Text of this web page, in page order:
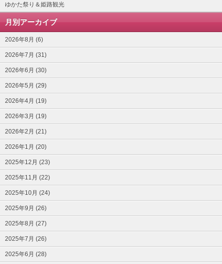
ゆかた祭り＆姫路観光
月別アーカイブ
2026年8月 (6)
2026年7月 (31)
2026年6月 (30)
2026年5月 (29)
2026年4月 (19)
2026年3月 (19)
2026年2月 (21)
2026年1月 (20)
2025年12月 (23)
2025年11月 (22)
2025年10月 (24)
2025年9月 (26)
2025年8月 (27)
2025年7月 (26)
2025年6月 (28)